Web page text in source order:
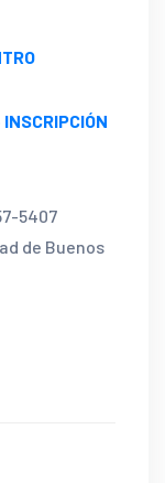
5407
de Buenos